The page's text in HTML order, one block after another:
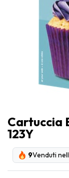
Cartuccia
123Y
9Venduti